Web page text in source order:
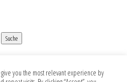
Suche
you the most relevant experience by